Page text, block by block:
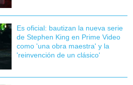
Es oficial: bautizan la nueva serie
de Stephen King en Prime Video
como 'una obra maestra' y la
'reinvención de un clásico'